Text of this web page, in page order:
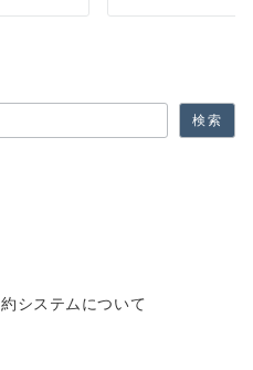
検索
システムについて